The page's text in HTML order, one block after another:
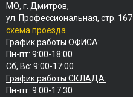
МО, г. Дмитров,
ул. Профессиональная, стр. 167
схема проезда
График работы ОФИСА:
Пн-пт: 9:00-18:00
Сб, Вс: 9:00-17:00
График работы СКЛАДА:
Пн-пт: 9:00-17:30